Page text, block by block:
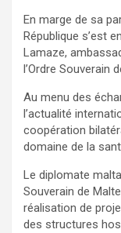
En marge de sa
République s’est
Lamaze,
l’Ordre Souverain
Au menu des
l’actualité
coopération
domaine de la
Le diplomate
Souverain de
réalisation de
des structures